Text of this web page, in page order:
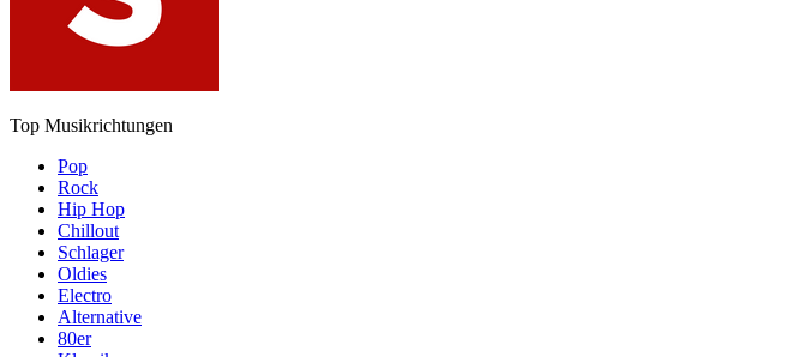
Top Musikrichtungen
Pop
Rock
Hip Hop
Chillout
Schlager
Oldies
Electro
Alternative
80er